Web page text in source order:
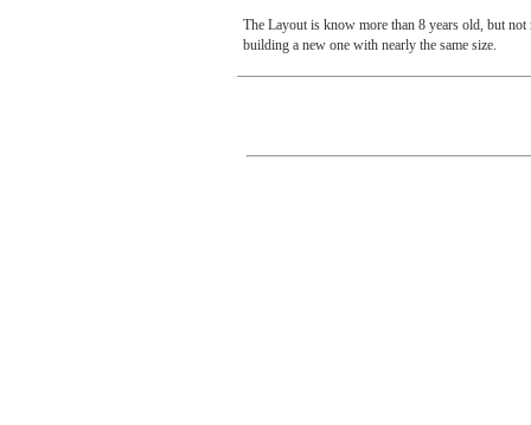
The Layout is know more than 8 years old, but
building a new one with nearly the same size.